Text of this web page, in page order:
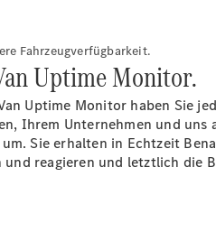
Fahrzeugverfügbarkeit.
UptimeMonitor.
Uptime Monitor haben Sie
Ihrem Unternehmen und
Sie erhalten in Echtzeit
und reagieren und letztlich die